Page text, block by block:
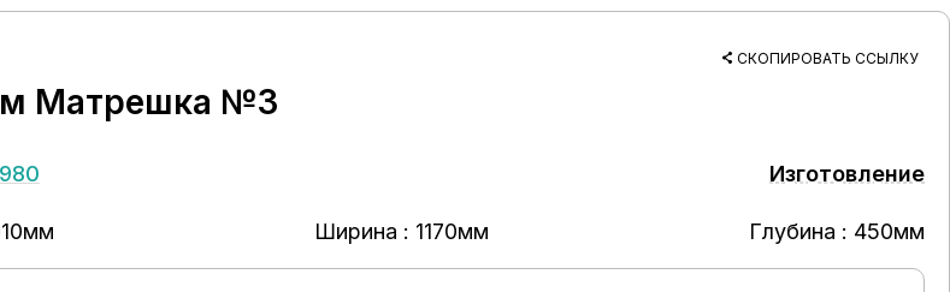
СКОПИРОВАТЬ ССЫЛКУ
Матрешка №3
Изготовление
Ширина : 1170мм Глубина : 450мм